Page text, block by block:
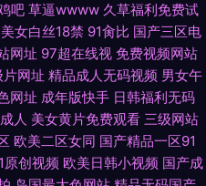
吧 草逼wwww 久草福利免费试
美女白丝18禁 91肏比 国产三区电
网址 97超在线视 免费视频网站
网址 精品成人无码视频 男女午
网址 成年版快手 日韩福利无码
人 美女黄片免费观看 三级网站
欧美二区女同 国产精品一区91
原创视频 欧美日韩小视频 国产成